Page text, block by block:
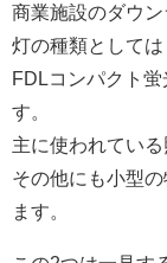
商業施設のダウ
灯の種類としては
FDLコンパクト
す。
主に使われてい
その他にも小型
ます。